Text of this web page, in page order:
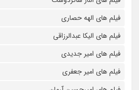
فیلم های الهه حصاری
فیلم های الیکا عبدالرزاقی
فیلم های امیر جدیدی
فیلم های امیر جعفری